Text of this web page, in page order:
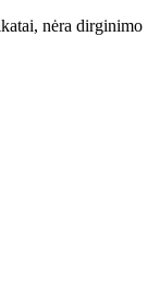
nėra dirginimo